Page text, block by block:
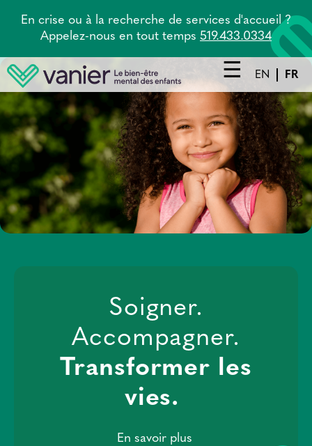
contenu
principal
En crise ou à la recherche de services d'accueil ?
Appelez-nous en tout temps 519.433.0334
EN FR
Main
navigation
Prestations de service
Agence principale
Tandem
À propos
Soigner.
Accompagner.
Transformer les
vies.
En savoir plus